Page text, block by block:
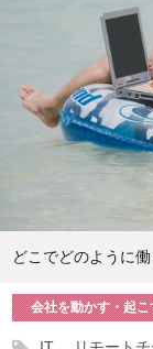
どこでどのように
会社を動かす・起こ